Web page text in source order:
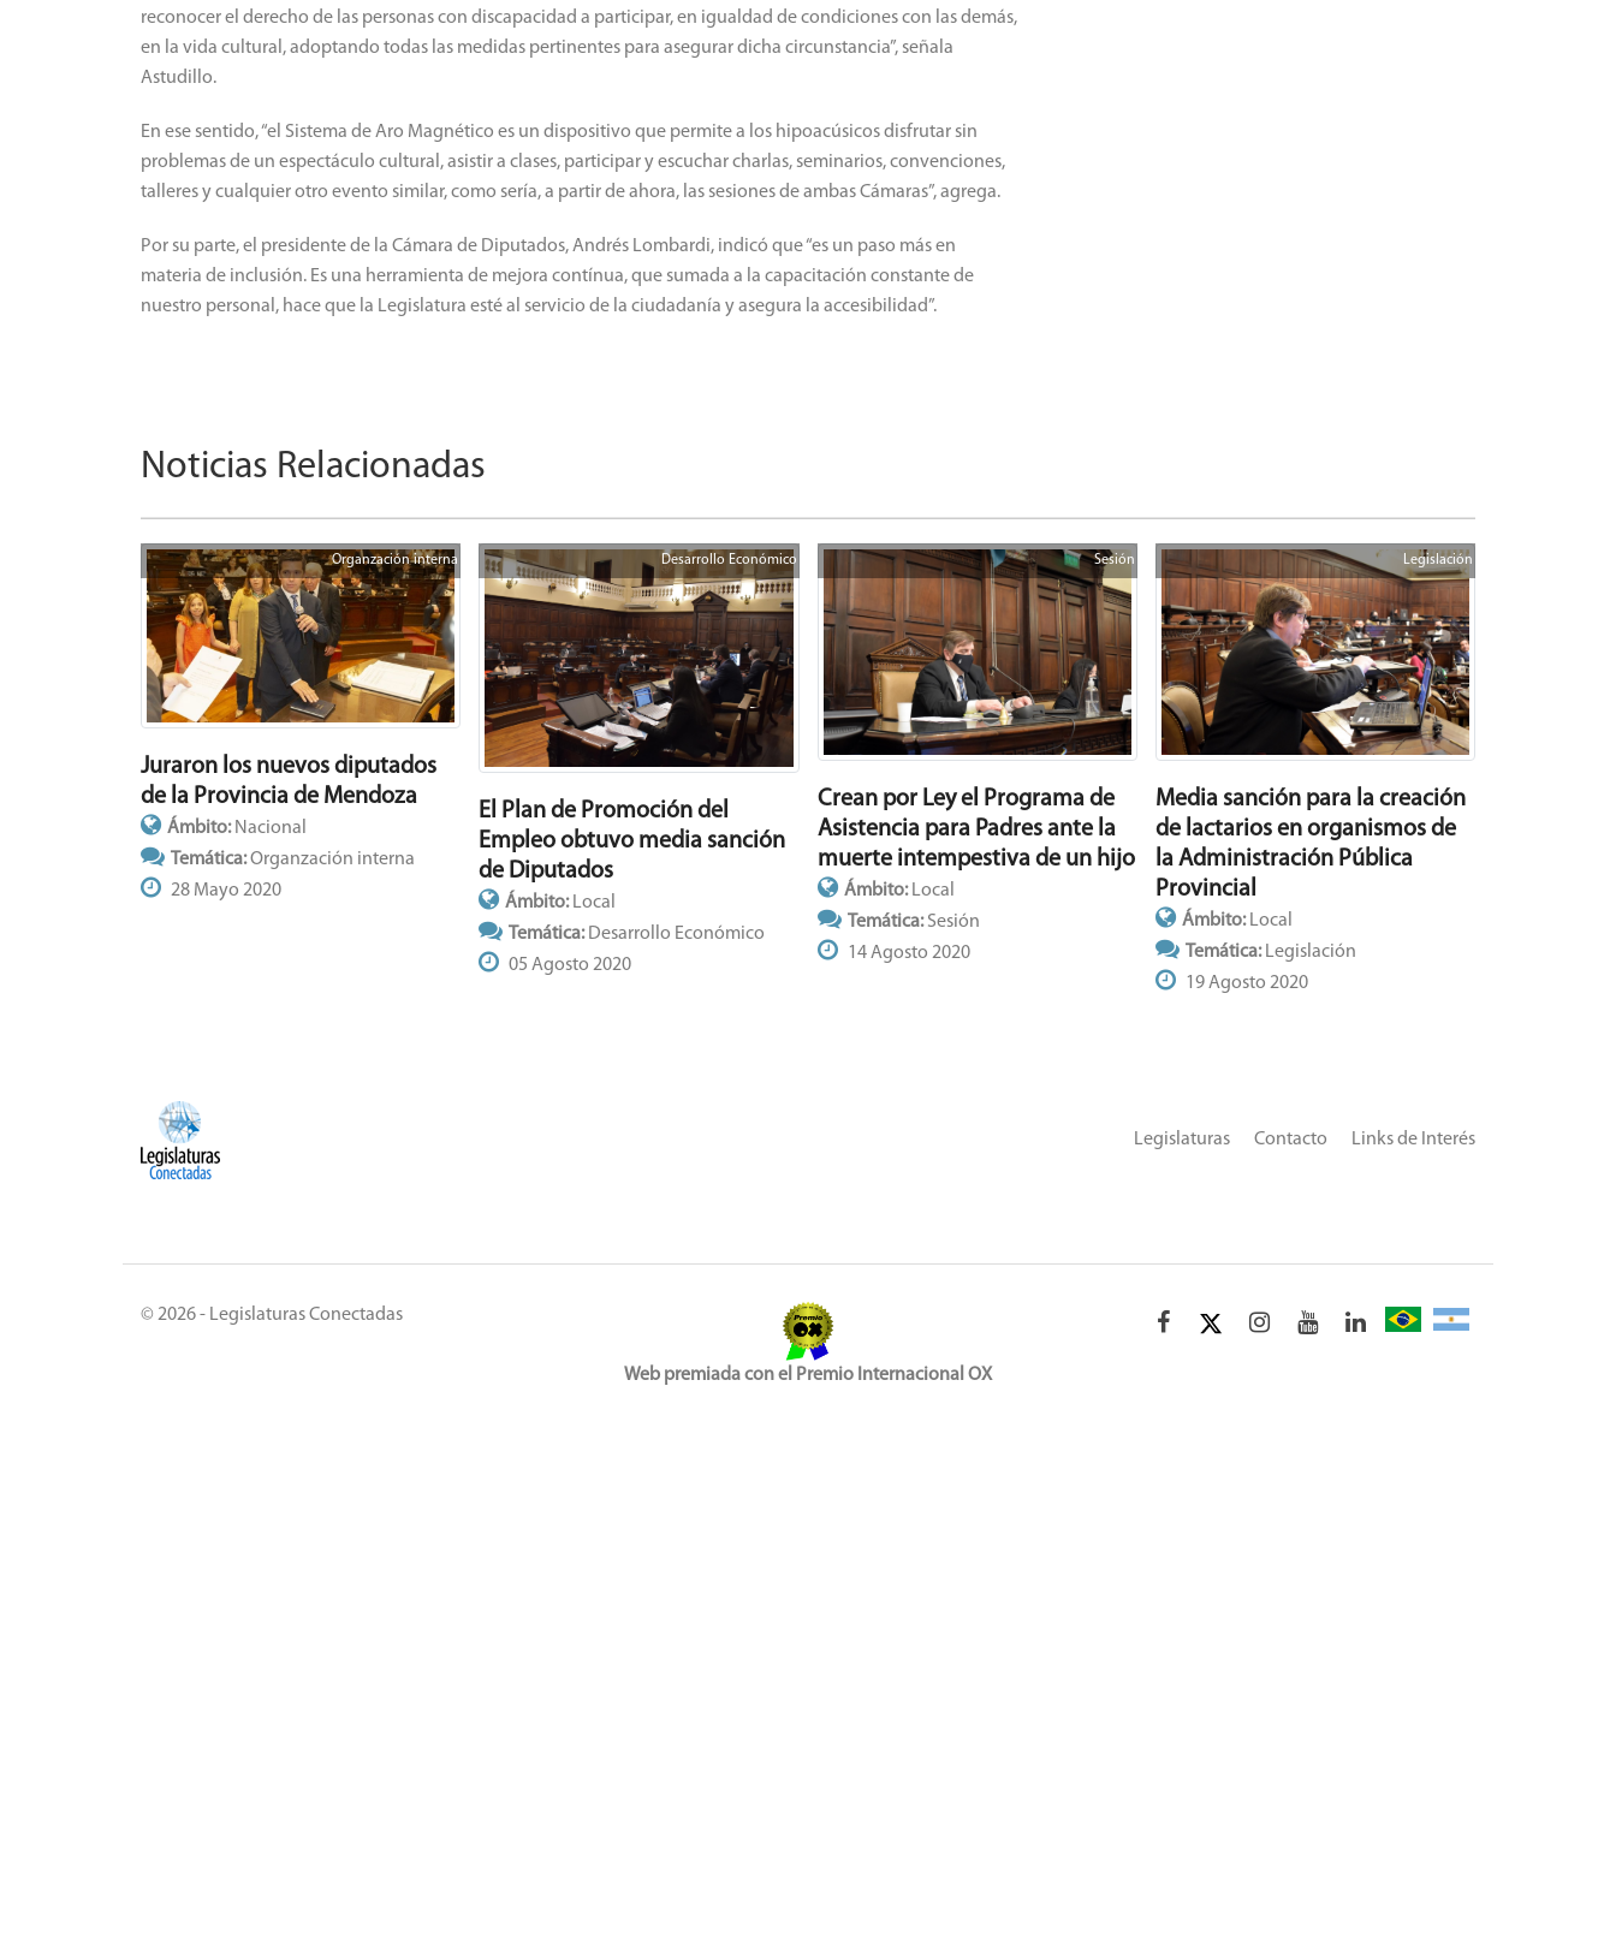
reconocer el derecho de las personas con discapacidad a participar, en igualdad de condiciones con las demás,
en la vida cultural, adoptando todas las medidas pertinentes para asegurar dicha circunstancia”, señala
Astudillo.
En ese sentido, “el Sistema de Aro Magnético es un dispositivo que permite a los hipoacúsicos disfrutar sin
problemas de un espectáculo cultural, asistir a clases, participar y escuchar charlas, seminarios, convenciones,
talleres y cualquier otro evento similar, como sería, a partir de ahora, las sesiones de ambas Cámaras”, agrega.
Por su parte, el presidente de la Cámara de Diputados, Andrés Lombardi, indicó que “es un paso más en
materia de inclusión. Es una herramienta de mejora contínua, que sumada a la capacitación constante de
nuestro personal, hace que la Legislatura esté al servicio de la ciudadanía y asegura la accesibilidad”.
Noticias Relacionadas
Organzación interna
Juraron los nuevos diputados
de la Provincia de Mendoza
Ámbito:Nacional
Temática:Organzación interna
28 Mayo 2020
Desarrollo Económico
El Plan de Promoción del
Empleo obtuvo media sanción
de Diputados
Ámbito: Local
Temática: Desarrollo Económico
05 Agosto 2020
Sesión
Crean por Ley el Programa de
Asistencia para Padres ante la
muerte intempestiva de un hijo
Ámbito: Local
Temática:Sesión
14 Agosto 2020
Legislación
Media sanción para la creación
de lactarios en organismos de
la Administración Pública
Provincial
Ámbito: Local
Temática: Legislación
19 Agosto 2020
Links de Interés
Contacto
Legislaturas
© 2026 - Legislaturas Conectadas
Web premiada con el Premio Internacional OX